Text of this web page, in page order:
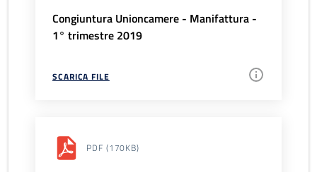
Congiuntura Unioncamere - Manifattura -
1° trimestre 2019
SCARICA FILE
PDF (170KB)